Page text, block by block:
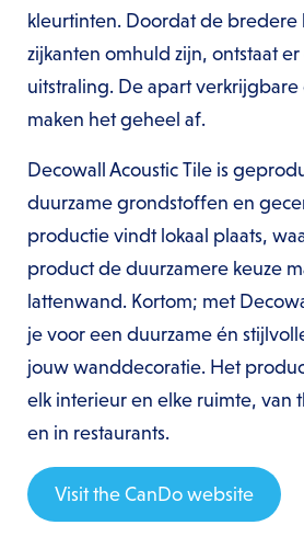
kleurtinten. Doordat de bredere
zijkanten omhuld zijn, ontstaat
uitstraling. De apart
maken het geheel af.
Decowall Acoustic Tile is
duurzame grondstoffen en
productie vindt lokaal plaats,
product de duurzamere keuze
lattenwand. Kortom; met
je voor een duurzame én
jouw wanddecoratie. Het
elk interieur en elke ruimte, van
en in restaurants.
Visit the CanDo website